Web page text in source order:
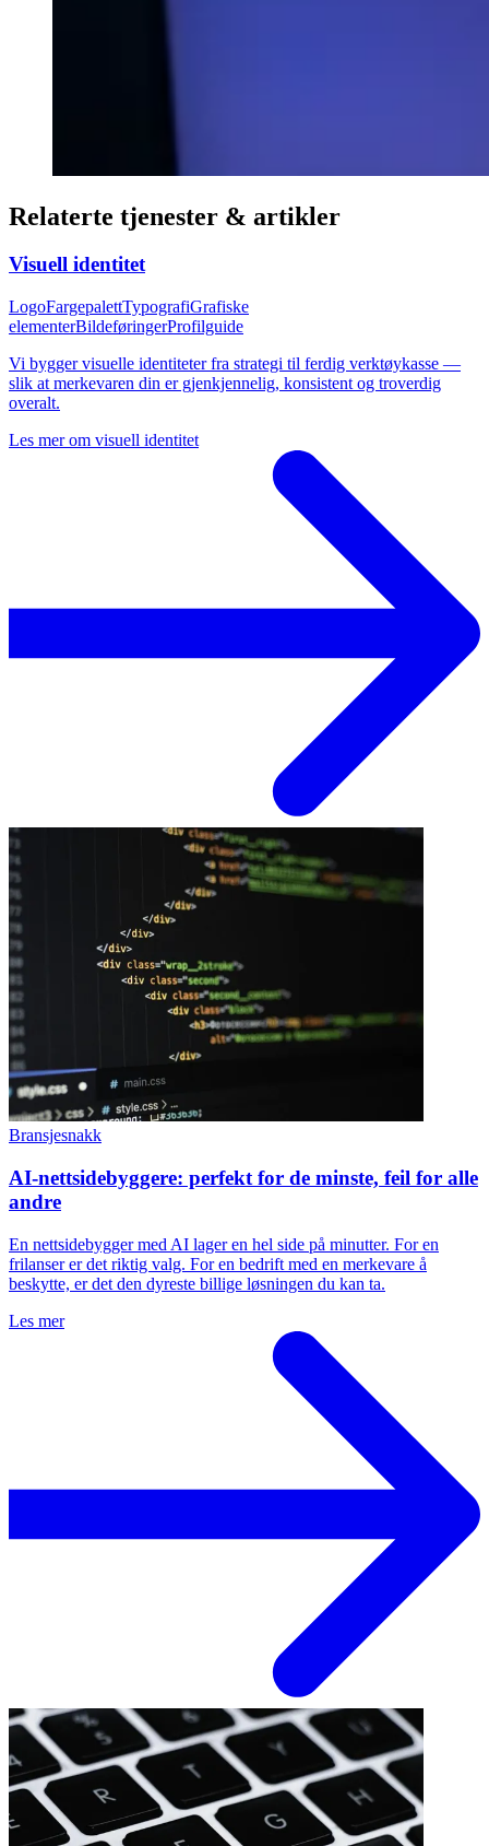
Relaterte tjenester & artikler
Visuell identitet
LogoFargepalettTypografiGrafiske
elementerBildeføringerProfilguide
Vi bygger visuelle identiteter fra strategi til ferdig verktøykasse —
slik at merkevaren din er gjenkjennelig, konsistent og troverdig
overalt.
Les mer om visuell identitet
Bransjesnakk
AI-nettsidebyggere: perfekt for de minste, feil for alle
andre
En nettsidebygger med AI lager en hel side på minutter. For en
frilanser er det riktig valg. For en bedrift med en merkevare å
beskytte, er det den dyreste billige løsningen du kan ta.
Les mer